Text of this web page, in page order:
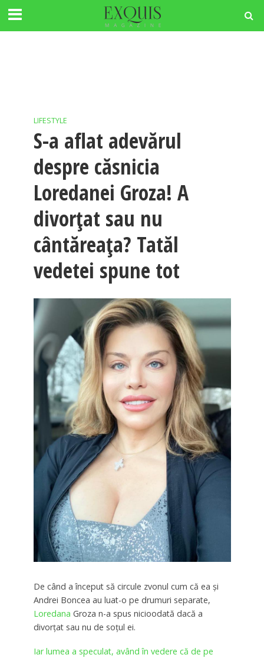
LIFESTYLE
S-a aflat adevărul
despre căsnicia
Loredanei Groza! A
divorțat sau nu
cântăreața? Tatăl
vedetei spune tot
De când a început să circule zvonul cum că ea și
Andrei Boncea au luat-o pe drumuri separate,
Loredana Groza n-a spus nicioodată dacă a
divorțat sau nu de soțul ei.
Iar lumea a speculat, având în vedere că de pe